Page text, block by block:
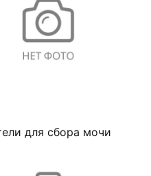
для сбора мочи